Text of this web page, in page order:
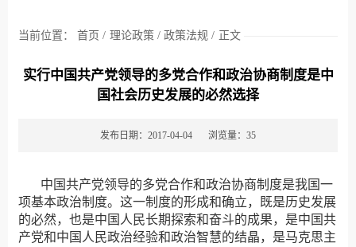
当前位置： 首页 / 理论政策 / 政策法规 / 正文
实行中国共产党领导的多党合作和政治协商制度是中
国社会历史发展的必然选择
发布日期：2017-04-04 浏览量： 35
中国共产党领导的多党合作和政治协商制度是我国一
项基本政治制度。这一制度的形成和确立，既是历史发展
的必然，也是中国人民长期探索和奋斗的成果，是中国共
产党和中国人民政治经验和政治智慧的结晶，是马克思主